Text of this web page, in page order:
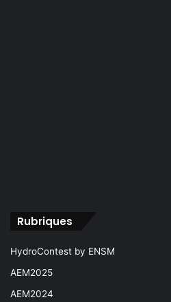
Rubriques
HydroContest by ENSM
AEM2025
AEM2024